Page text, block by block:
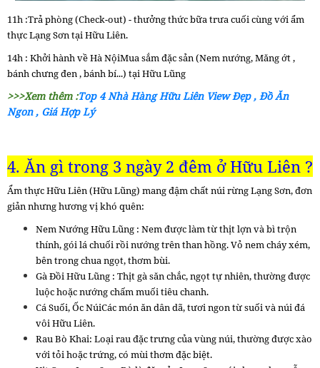
11h :Trả phòng (Check-out) - thưởng thức bữa trưa cuối cùng với ẩm
thực Lạng Sơn tại Hữu Liên.
14h : Khởi hành về Hà NộiMua sắm đặc sản (Nem nướng, Măng ớt ,
bánh chưng đen , bánh bí...) tại Hữu Lũng
>>>Xem thêm :Top 4 Nhà Hàng Hữu Liên View Đẹp , Đồ Ăn
Ngon , Giá Hợp Lý
4. Ăn gì trong 3 ngày 2 đêm ở Hữu Liên ?
Ẩm thực Hữu Liên (Hữu Lũng) mang đậm chất núi rừng Lạng Sơn, đơn
giản nhưng hương vị khó quên:
Nem Nướng Hữu Lũng : Nem được làm từ thịt lợn và bì trộn
thính, gói lá chuối rồi nướng trên than hồng. Vỏ nem cháy xém,
bên trong chua ngọt, thơm bùi.
Gà Đồi Hữu Lũng : Thịt gà săn chắc, ngọt tự nhiên, thường được
luộc hoặc nướng chấm muối tiêu chanh.
Cá Suối, Ốc NúiCác món ăn dân dã, tươi ngon từ suối và núi đá
vôi Hữu Liên.
Rau Bò Khai: Loại rau đặc trưng của vùng núi, thường được xào
với tỏi hoặc trứng, có mùi thơm đặc biệt.